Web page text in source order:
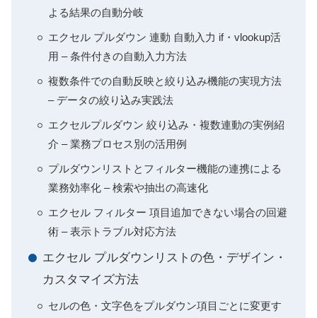
よる結果の自動分岐
エクセル プルダウン 連動 自動入力 if・vlookup活
用 – 条件付きの自動入力方法
複数条件での自動反映と絞り込み機能の実現方法
– データの絞り込み実践法
エクセルプルダウン 絞り込み・複数連動の実例紹
介 – 業務プロセス別の活用例
プルダウンリストとフィルター機能の連携による
業務効率化 – 検索や抽出の高速化
エクセル フィルター 項目追加できない場合の回避
術 – 表示トラブル対応方法
エクセル プルダウンリストの色・デザイン・
カスタマイズ方法
セルの色・文字色をプルダウン項目ごとに変更す